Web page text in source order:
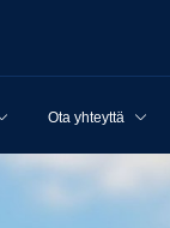
Ota yhteyttä